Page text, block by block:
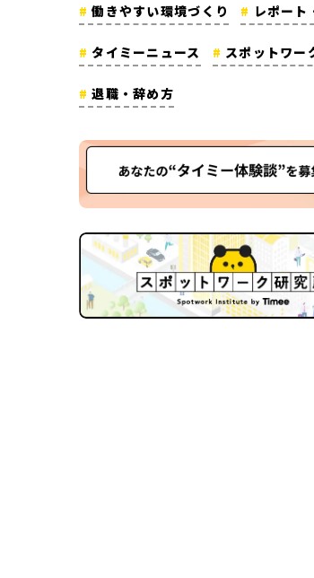
働きやすい環境づくり レポート
タイミーニュース スポットワー
退職・辞め方